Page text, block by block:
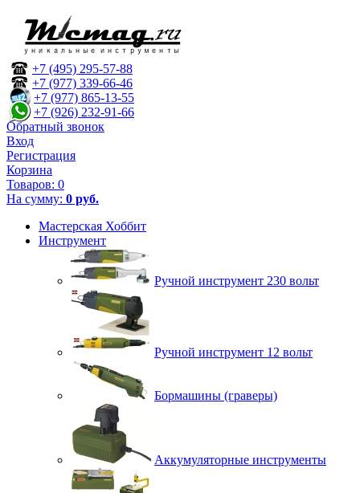
+7 (495) 295-57-88
+7 (977) 339-66-46
+7 (977) 865-13-55
+7 (926) 232-91-66
Обратный звонок
Вход
Регистрация
Корзина
Товаров: 0
На сумму: 0 руб.
Мастерская Хоббит
Инструмент
Ручной инструмент 230 вольт
Ручной инструмент 12 вольт
Бормашины (граверы)
Аккумуляторные инструменты